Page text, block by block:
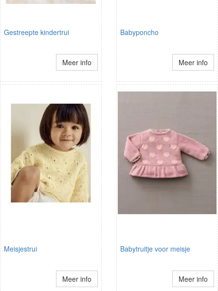
Gestreepte kindertrui
Meer info
Babyponcho
Meer info
Meisjestrui
Meer info
Babytruitje voor meisje
Meer info